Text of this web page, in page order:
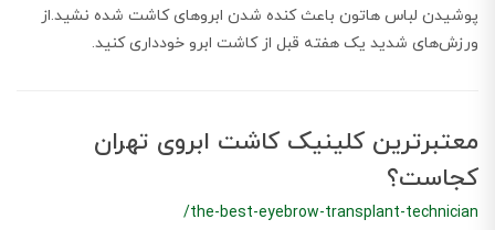
پوشیدن لباس هاتون باعث کنده شدن ابروهای کاشت شده نشید.از
ورزش‌های شدید یک هفته قبل از کاشت ابرو خودداری کنید.
معتبرترین کلینیک کاشت ابروی تهران
کجاست؟
/the-best-eyebrow-transplant-technician